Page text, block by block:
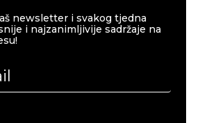
newsletter i svakog tjedna
i najzanimljivije sadržaje na